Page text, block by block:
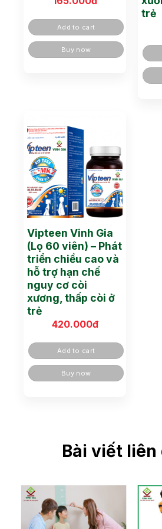
Add to cart
Buy now
trẻ
Vipteen Vinh Gia
(Lọ 60 viên) – Phát
triển chiều cao và
hỗ trợ hạn chế
nguy cơ còi
xương, thấp còi ở
trẻ
420.000đ
Add to cart
Buy now
Bài viết liên